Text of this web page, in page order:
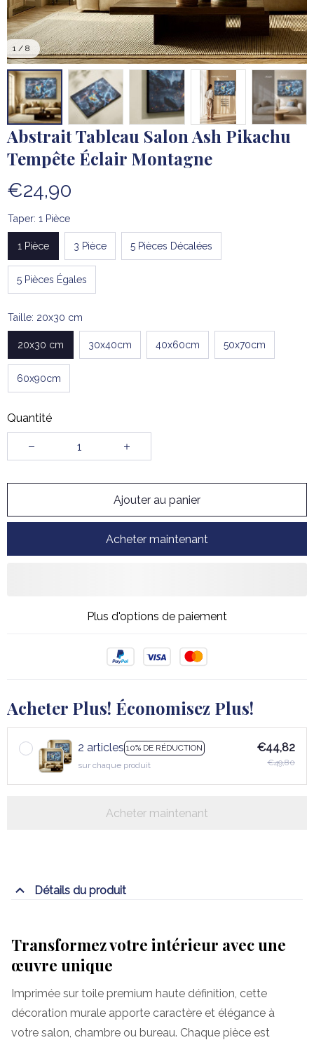
1 / 8
Abstrait Tableau Salon Ash Pikachu
Tempête Éclair Montagne
€24,90
Taper: 1 Pièce
1 Pièce 3 Pièce 5 Pièces Décalées
5 Pièces Égales
Taille: 20x30 cm
20x30 cm 30x40cm 40x60cm 50x70cm
60x90cm
Quantité
Ajouter au panier
Acheter maintenant
Plus d'options de paiement
Acheter Plus! Économisez Plus!
2 articles 10% DE RÉDUCTION
sur chaque produit
€44,82
€49,80
Acheter maintenant
Détails du produit
Transformez votre intérieur avec une
œuvre unique
Imprimée sur toile premium haute définition, cette
décoration murale apporte caractère et élégance à
votre salon, chambre ou bureau. Chaque pièce est